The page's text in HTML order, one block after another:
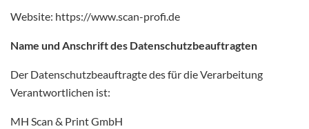
Website: https://www.scan-profi.de
Name und Anschrift des Datenschutzbeauftragten
Der Datenschutzbeauftragte des für die Verarbeitung
Verantwortlichen ist:
MH Scan & Print GmbH